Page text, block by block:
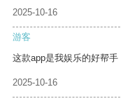
2025-10-16
游客
这款app是我娱乐的好帮手
2025-10-16